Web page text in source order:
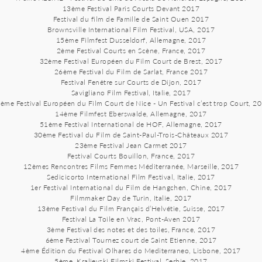
13ème Festival Paris Courts Devant 2017
Festival du film de Famille de Saint Ouen 2017
Brownsville International Film Festival, USA, 2017
15ème Filmfest Dusseldorf, Allemagne, 2017
2ème Festival Courts en Scène, France, 2017
32ème Festival Européen du Film Court de Brest, 2017
26ème Festival du Film de Sarlat, France 2017
Festival Fenêtre sur Courts de Dijon, 2017
Savigliano Film Festival, Italie, 2017
Festival Européen du Film Court de Nice - Un Festival c’est trop Court,
14ème Filmfest Eberswalde, Allemagne, 2017
51ème Festival International de HOF, Allemagne, 2017
30ème Festival du Film de Saint-Paul-Trois-Châteaux 2017
23ème Festival Jean Carmet 2017
Festival Courts Bouillon, France, 2017
12èmes Rencontres Films Femmes Méditerranée, Marseille, 2017
Sedicicorto International Film Festival, Italie, 2017
1er Festival International du Film de Hangchen, Chine, 2017
Filmmaker Day de Turin, Italie, 2017
13ème Festival du Film Français d’Helvétie, Suisse, 2017
Festival La Toile en Vrac, Pont-Aven 2017
3ème Festival des notes et des toiles, France, 2017
6ème Festival Tournez court de Saint Etienne, 2017
4ème Édition du Festival Olhares do Mediterraneo, Lisbone, 2017